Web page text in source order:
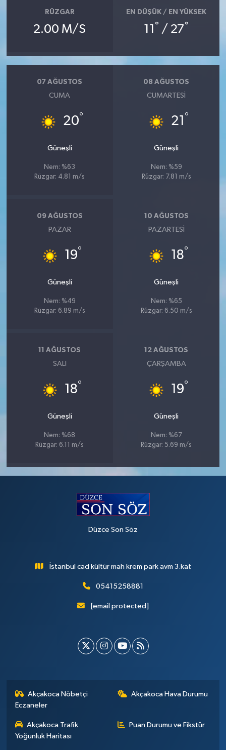
RÜZGAR
2.00 M/S
EN DÜŞÜK / EN YÜKSEK
11 ° / 27°
07 AĞUSTOS
CUMA
20°
Güneşli
Nem: %63
Rüzgar: 4.81 m/s
08 AĞUSTOS
CUMARTESI
21 °
Güneşli
Nem: %59
Rüzgar: 7.81 m/s
09 AĞUSTOS
PAZAR
19°
Güneşli
Nem: %49
Rüzgar: 6.89 m/s
10 AĞUSTOS
PAZARTESI
18°
Güneşli
Nem: %65
Rüzgar: 6.50 m/s
11 AĞUSTOS
SALI
18°
Güneşli
Nem: %68
Rüzgar: 6.11 m/s
12 AĞUSTOS
ÇARŞAMBA
19°
Güneşli
Nem: %67
Rüzgar: 5.69 m/s
Düzce Son Söz
İstanbul cad kültür mah krem park avm 3.kat
05415258881
[email protected]
Akçakoca Nöbetçi
Eczaneler
Akçakoca Hava Durumu
Akçakoca Trafik
Yoğunluk Haritası
Puan Durumu ve Fikstür